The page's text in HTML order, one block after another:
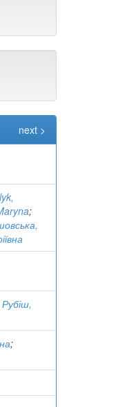
next >
;
Рубіш,
;